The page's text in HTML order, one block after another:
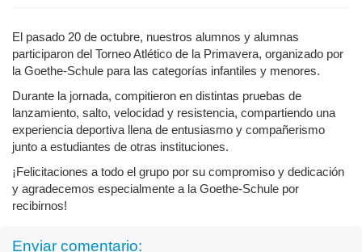
El pasado 20 de octubre, nuestros alumnos y alumnas
participaron del Torneo Atlético de la Primavera, organizado por
la Goethe-Schule para las categorías infantiles y menores.
Durante la jornada, compitieron en distintas pruebas de
lanzamiento, salto, velocidad y resistencia, compartiendo una
experiencia deportiva llena de entusiasmo y compañerismo
junto a estudiantes de otras instituciones.
¡Felicitaciones a todo el grupo por su compromiso y dedicación
y agradecemos especialmente a la Goethe-Schule por
recibirnos!
Enviar comentario: